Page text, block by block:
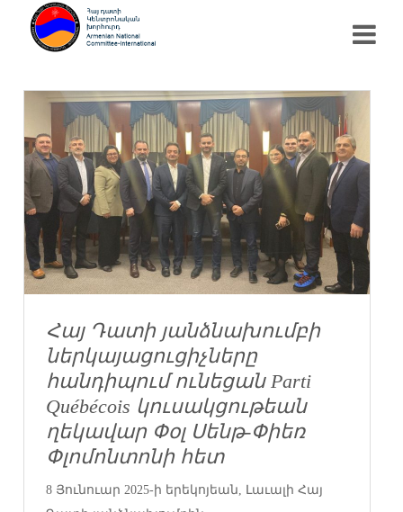
Հայ Դատի յանձնախումբի
ներկայացուցիչները
հանդիպում ունեցան Parti
Québécois կուսակցութեան
ղեկավար Փօլ Սենթ-Փիեռ
Փլոմոնտոնի հետ
8 Յունուար 2025-ի երեկոյեան, Լաւալի Հայ